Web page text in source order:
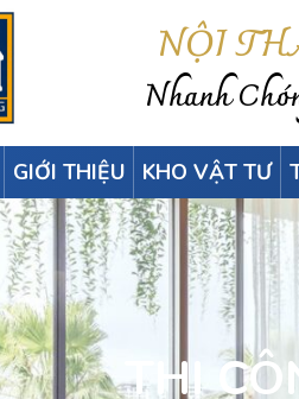
NỘI
Nhanh
GIỚI THIỆU KHO VẬT TƯ
THI